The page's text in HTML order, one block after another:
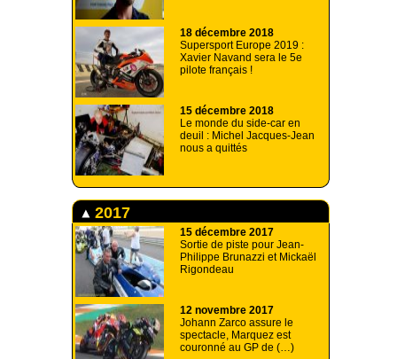
18 décembre 2018
Supersport Europe 2019 :
Xavier Navand sera le 5e
pilote français !
15 décembre 2018
Le monde du side-car en
deuil : Michel Jacques-Jean
nous a quittés
2017
15 décembre 2017
Sortie de piste pour Jean-
Philippe Brunazzi et Mickaël
Rigondeau
12 novembre 2017
Johann Zarco assure le
spectacle, Marquez est
couronné au GP de (…)